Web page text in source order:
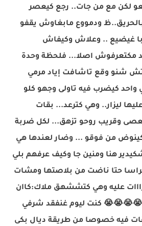
لكن مع من جات.. رجع كيعصر
ودمووع مابغاوش يقفو
غيضيع .. وعلاش وكيفاش
مكتعرفوش اصلا... فلحظة وحدة
شنو وقع تاشافت إياد مرمي
كيضرب فيه تاولى وجهو كلو
ليزار.. وهي كترعد... بقات
وقريب روحو تزهق... لكل ضربة
من فوقو ... وضار لعندها هي
هنا ومنين جا وكيف عرفهم بلي
حتا ناضت من بلاصتها ومشات
عليه وهي كتششهق ملاك:كاان
😭
😭
😭
😭 كنت ليوم غنفقد شرفي
فيه خصوصا من طريقة ديال بكى